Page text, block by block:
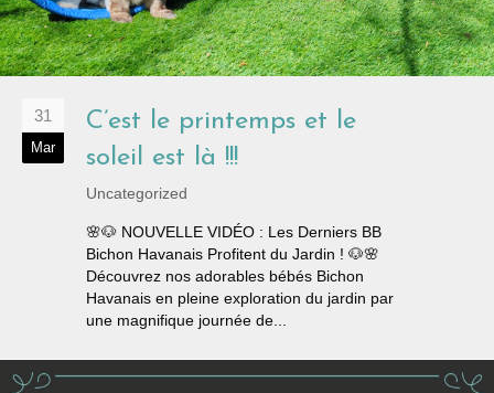
31
Mar
C’est le printemps et le
soleil est là !!!
Uncategorized
🌸🐶 NOUVELLE VIDÉO : Les Derniers BB
Bichon Havanais Profitent du Jardin ! 🐶🌸
Découvrez nos adorables bébés Bichon
Havanais en pleine exploration du jardin par
une magnifique journée de...